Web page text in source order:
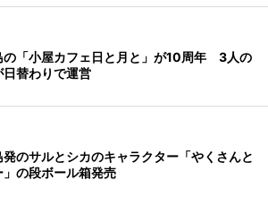
の「小屋カフェ日と月と」が10周年 3人の
日替わりで運営
発のサルとシカのキャラクター「やくさんと
」の段ボール箱発売